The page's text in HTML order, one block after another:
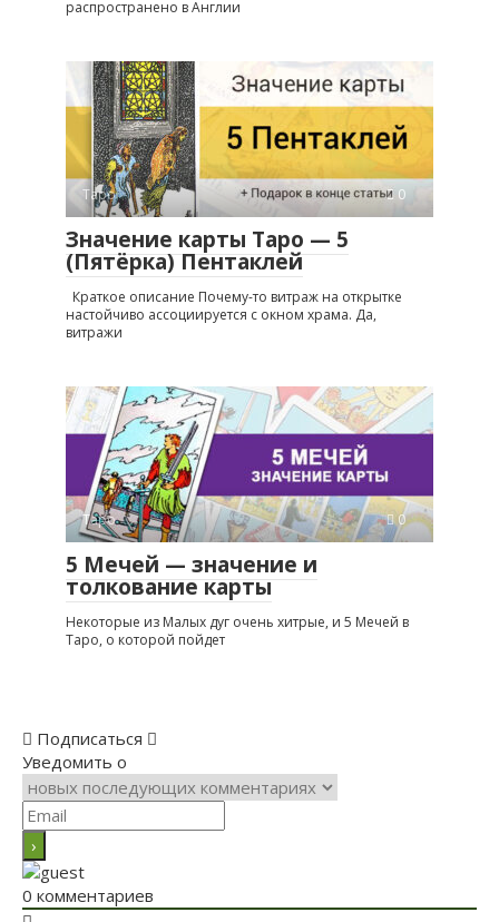
распространено в Англии
Таро 0
Значение карты Таро — 5
(Пятёрка) Пентаклей
Краткое описание Почему-то витраж на открытке
настойчиво ассоциируется с окном храма. Да,
витражи
Таро 0
5 Мечей — значение и
толкование карты
Некоторые из Малых дуг очень хитрые, и 5 Мечей в
Таро, о которой пойдет
Подписаться
Уведомить о
0 комментариев